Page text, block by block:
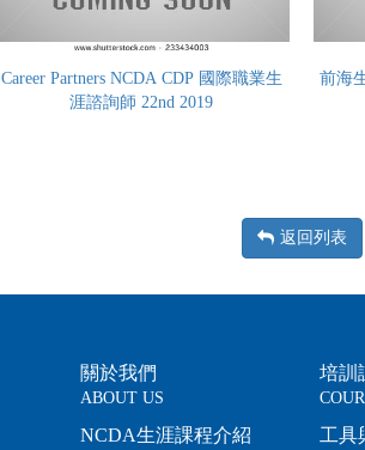
Career Partners NCDA CDP 國際職業生
涯諮詢師 22nd 2019
前海
返回列表
關於我們
ABOUT US
NCDA生涯課程介紹
培訓
工具